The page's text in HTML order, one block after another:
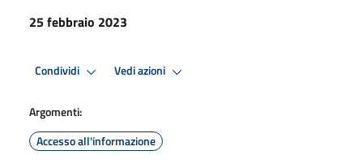
25 febbraio 2023
Condividi Vedi azioni
Argomenti:
Accesso all'informazione